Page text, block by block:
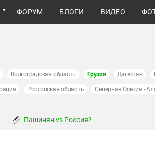
ФОРУМ БЛОГИ ВИДЕО
Волгоградская область Грузия Дагестан
Ростовская область Северная Осетия -
Пашинян vs Россия?